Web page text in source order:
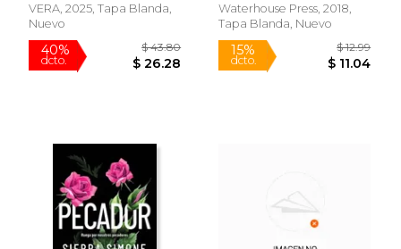
15%
dcto. $ 16.14
15%
dcto. $
VERA, 2025, Tapa Blanda,
Nuevo
Waterhouse Press, 2018,
Tapa Blanda, Nuevo